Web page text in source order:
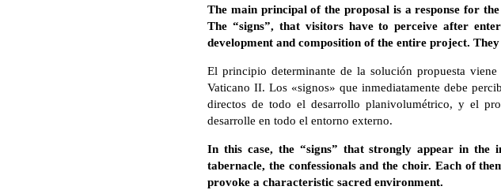
The main principal of the proposal is a response for
The “signs”, that visitors have to perceive after
development and composition of the entire project.
El principio determinante de la solución propuesta
Vaticano II. Los «signos» que inmediatamente debe
directos de todo el desarrollo planivolumétrico, y el
desarrolle en todo el entorno externo.
In this case, the “signs” that strongly appear in
tabernacle, the confessionals and the choir. Each of
provoke a characteristic sacred environment.